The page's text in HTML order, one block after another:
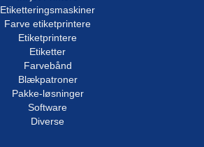
Etiketteringsmaskiner
Farve etiketprintere
Etiketprintere
Etiketter
Farvebånd
Blækpatroner
Pakke-løsninger
Software
Diverse